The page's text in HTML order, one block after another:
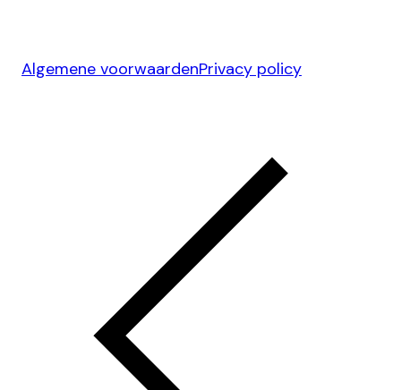
Algemene voorwaardenPrivacy policy